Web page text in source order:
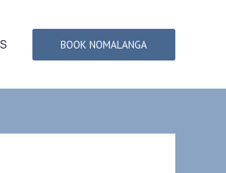
BOOK NOMALANGA